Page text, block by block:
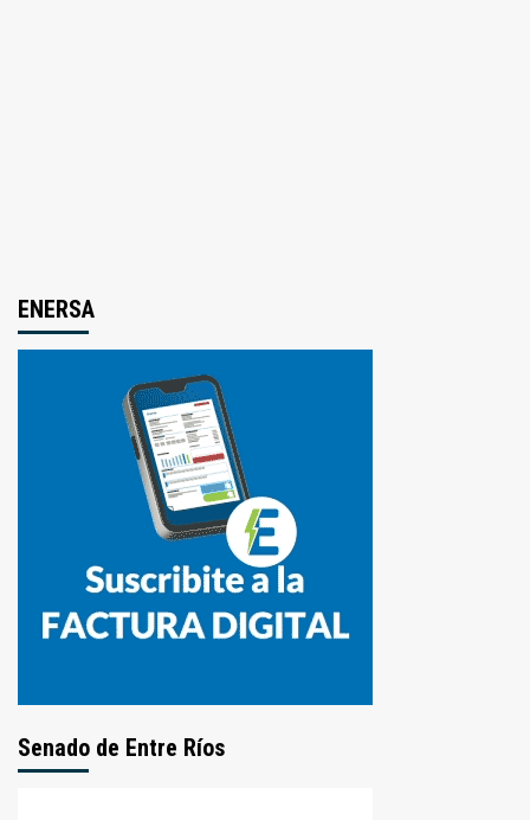
ENERSA
Senado de Entre Ríos